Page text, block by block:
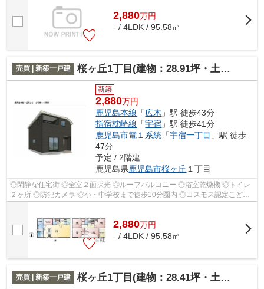
2,880万円
- / 4LDK / 95.58㎡
売買 | 新築一戸建 桜ヶ丘1丁目(建物：28.91坪・土地：40.27坪)新築住宅
新築
2,880万円
鹿児島本線 「広木 」駅 徒歩43分
指宿枕崎線 「宇宿 」駅 徒歩41分
鹿児島市電１系統 「宇宿一丁目 」駅 徒歩
47分
予定 / 2階建
鹿児島県鹿児島市桜ヶ丘 １丁目
◎閑静な住宅街 ◎全室２面採光 ◎ルーフバルコニー ◎浴室乾燥機 ◎トイレ
２ヶ所 ◎防犯カメラ ◎小・中学校まで徒歩10分圏内 ◎コスモス認定こども
園まで徒歩5分 ◎セブンイレブンまで徒歩7分
2,880万円
- / 4LDK / 95.58㎡
売買 | 新築一戸建 桜ヶ丘1丁目(建物：28.41坪・土地：40.83)新築住宅